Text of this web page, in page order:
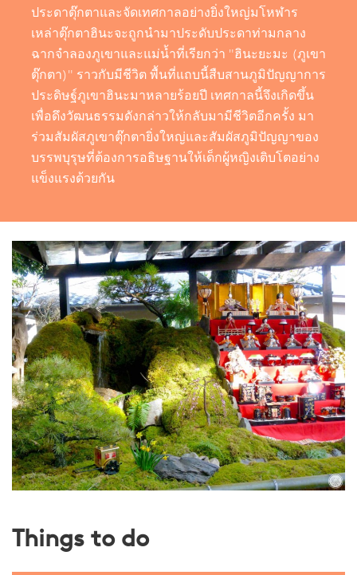
ประดาตุ๊กตาและจัดเทศกาลอย่างยิ่งใหญ่มโหฬาร
เหล่าตุ๊กตาฮินะจะถูกนำมาประดับประดาท่ามกลาง
ฉากจำลองภูเขาและแม่น้ำที่เรียกว่า "ฮินะยะมะ (ภูเขา
ตุ๊กตา)" ราวกับมีชีวิต พื้นที่แถบนี้สืบสานภูมิปัญญาการ
ประดิษฐ์ภูเขาฮินะมาหลายร้อยปี เทศกาลนี้จึงเกิดขึ้น
เพื่อดึงวัฒนธรรมดังกล่าวให้กลับมามีชีวิตอีกครั้ง มา
ร่วมสัมผัสภูเขาตุ๊กตายิ่งใหญ่และสัมผัสภูมิปัญญาของ
บรรพบุรุษที่ต้องการอธิษฐานให้เด็กผู้หญิงเติบโตอย่าง
แข็งแรงด้วยกัน
Things to do